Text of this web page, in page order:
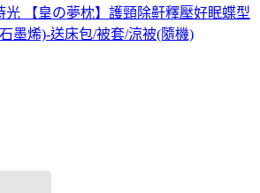
光 【皇の夢枕】護頸除鼾釋壓好眠蝶型
墨烯)-送床包/被套/涼被(隨機)